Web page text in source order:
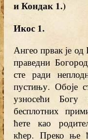
и Кондак 1.)
Икос 1.
Ангео првак је од
праведни
сте ради
пустињу. Обоје
узносећи
бесплотних
ћете као
кћер. Преко ње